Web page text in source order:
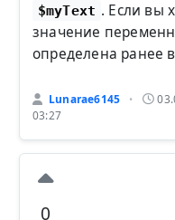
$myText . Если вы
значение
определена ранее
Lunarae6145 •
03:27
0